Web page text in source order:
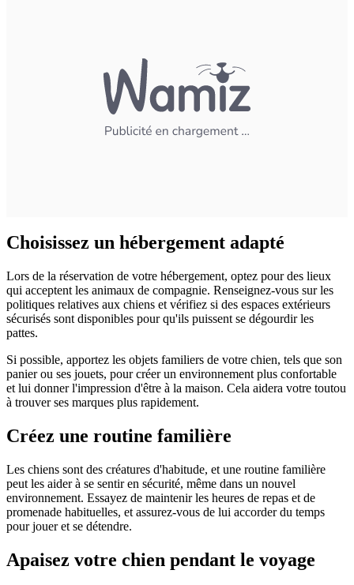
Choisissez un hébergement adapté
Lors de la réservation de votre hébergement, optez pour des lieux
qui acceptent les animaux de compagnie. Renseignez-vous sur les
politiques relatives aux chiens et vérifiez si des espaces extérieurs
sécurisés sont disponibles pour qu'ils puissent se dégourdir les
pattes.
Si possible, apportez les objets familiers de votre chien, tels que son
panier ou ses jouets, pour créer un environnement plus confortable
et lui donner l'impression d'être à la maison. Cela aidera votre toutou
à trouver ses marques plus rapidement.
Créez une routine familière
Les chiens sont des créatures d'habitude, et une routine familière
peut les aider à se sentir en sécurité, même dans un nouvel
environnement. Essayez de maintenir les heures de repas et de
promenade habituelles, et assurez-vous de lui accorder du temps
pour jouer et se détendre.
Apaisez votre chien pendant le voyage